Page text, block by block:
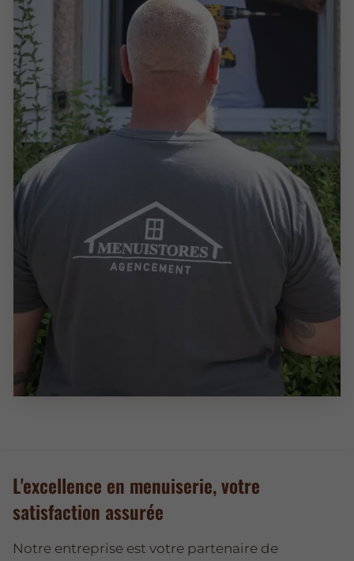
L'excellence en menuiserie, votre
satisfaction assurée
Notre entreprise est votre partenaire de